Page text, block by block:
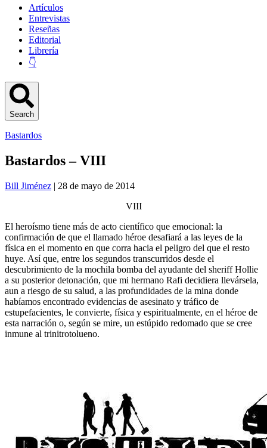
Artículos
Entrevistas
Reseñas
Editorial
Librería
👇
Search
Bastardos
Bastardos – VIII
Bill Jiménez | 28 de mayo de 2014
VIII
El heroísmo tiene más de acto científico que emocional: la
confirmación de que el llamado héroe desafiará a las leyes de la
física en el momento en que corra hacia el peligro del que el resto
huye. Así que, entre los segundos transcurridos desde el
descubrimiento de la mochila bomba del ayudante del sheriff Hollie
a su posterior detonación, que mi hermano Rafi decidiera llevársela,
aun a riesgo de su salud, a las profundidades de la mina donde
habíamos encontrado evidencias de asesinato y tráfico de
estupefacientes, le convierte, física y espiritualmente, en el héroe de
esta narración o, según se mire, un estúpido redomado que se cree
inmune al trinitrotolueno.